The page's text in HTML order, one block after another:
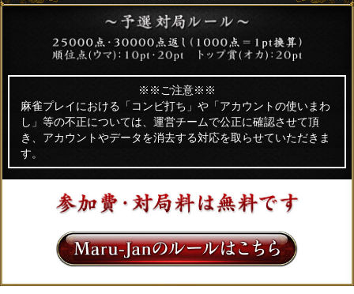
※※ご注意※※
麻雀プレイにおける「コンビ打ち」や「アカウントの使いまわ
し」等の不正については、運営チームで公正に確認させて頂
き、アカウントやデータを消去する対応を取らせていただきま
す。